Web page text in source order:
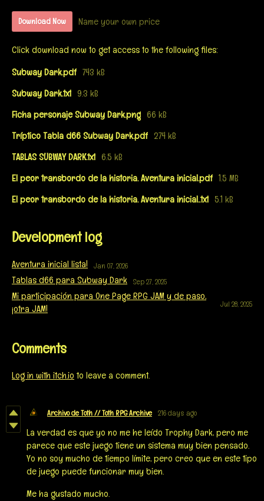
Download Now Name your own price
Click download now to get access to the following files:
Subway Dark.pdf 743 kB
Subway Dark.txt 9.3 kB
Ficha personaje Subway Dark.png 66 kB
Tríptico Tabla d66 Subway Dark.pdf 274 kB
TABLAS SUBWAY DARK.txt 6.5 kB
El peor transbordo de la historia. Aventura inicial.pdf 1.5 MB
El peor transbordo de la historia. Aventura inicial..txt 5.1 kB
Development log
Aventura inicial lista! Jan 07, 2026
Tablas d66 para Subway Dark Sep 27, 2025
Mi participación para One Page RPG JAM y de paso,
¡otra JAM!
Jul 28, 2025
Comments
Log in with itch.io to leave a comment.
Archivo de Toth // Toth RPG Archive 216 days ago
La verdad es que yo no me he leído Trophy Dark, pero me
parece que este juego tiene un sistema muy bien pensado.
Yo no soy mucho de tiempo límite, pero creo que en este tipo
de juego puede funcionar muy bien.
Me ha gustado mucho.